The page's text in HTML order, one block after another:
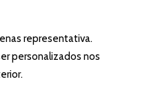
representativa.
personalizados nos